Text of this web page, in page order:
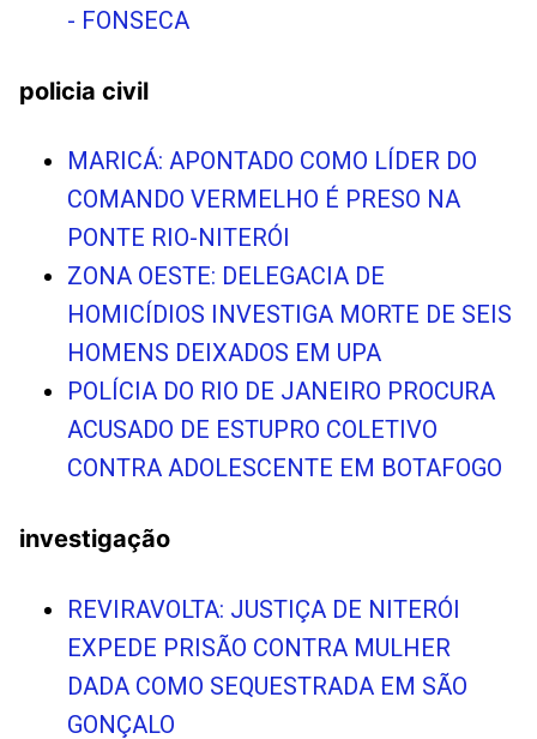
- FONSECA
policia civil
MARICÁ: APONTADO COMO LÍDER DO
COMANDO VERMELHO É PRESO NA
PONTE RIO-NITERÓI
ZONA OESTE: DELEGACIA DE
HOMICÍDIOS INVESTIGA MORTE DE SEIS
HOMENS DEIXADOS EM UPA
POLÍCIA DO RIO DE JANEIRO PROCURA
ACUSADO DE ESTUPRO COLETIVO
CONTRA ADOLESCENTE EM BOTAFOGO
investigação
REVIRAVOLTA: JUSTIÇA DE NITERÓI
EXPEDE PRISÃO CONTRA MULHER
DADA COMO SEQUESTRADA EM SÃO
GONÇALO